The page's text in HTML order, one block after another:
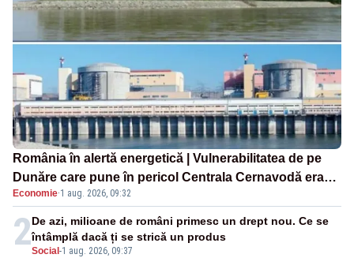
România în alertă energetică | Vulnerabilitatea de pe
Dunăre care pune în pericol Centrala Cernavodă era
cunoscută de pe vremea lui Ceaușescu
Economie·1 aug. 2026, 09:32
2Social -1 aug. 2026, 09:37
De azi, milioane de români primesc un drept nou. Ce se
întâmplă dacă ți se strică un produs